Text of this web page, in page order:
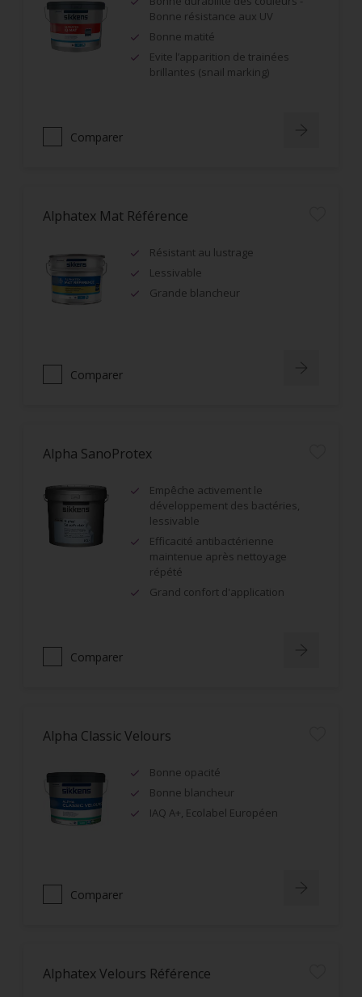
Bonne résistance aux UV
Bonne matité
Evite l’apparition de trainées
brillantes (snail marking)
Comparer
Alphatex Mat Référence
Résistant au lustrage
Lessivable
Grande blancheur
Comparer
Alpha SanoProtex
Empêche activement le
développement des bactéries,
lessivable
Efficacité antibactérienne
maintenue après nettoyage
répété
Grand confort d'application
Comparer
Alpha Classic Velours
Bonne opacité
Bonne blancheur
IAQ A+, Ecolabel Européen
Comparer
Alphatex Velours Référence